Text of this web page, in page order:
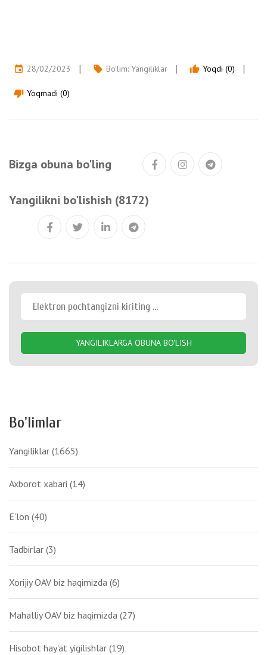
event 28/02/2023 local_offer Bo'lim: Yangiliklar thumb_up Yoqdi (0)
thumb_down Yoqmadi (0)
Bizga obuna bo'ling
Yangilikni bo'lishish (8172)
YANGILIKLARGA OBUNA BO'LISH
Bo'limlar
Yangiliklar (1665)
Axborot xabari (14)
E'lon (40)
Tadbirlar (3)
Xorijiy OAV biz haqimizda (6)
Mahalliy OAV biz haqimizda (27)
Hisobot hay'at yigilishlar (19)